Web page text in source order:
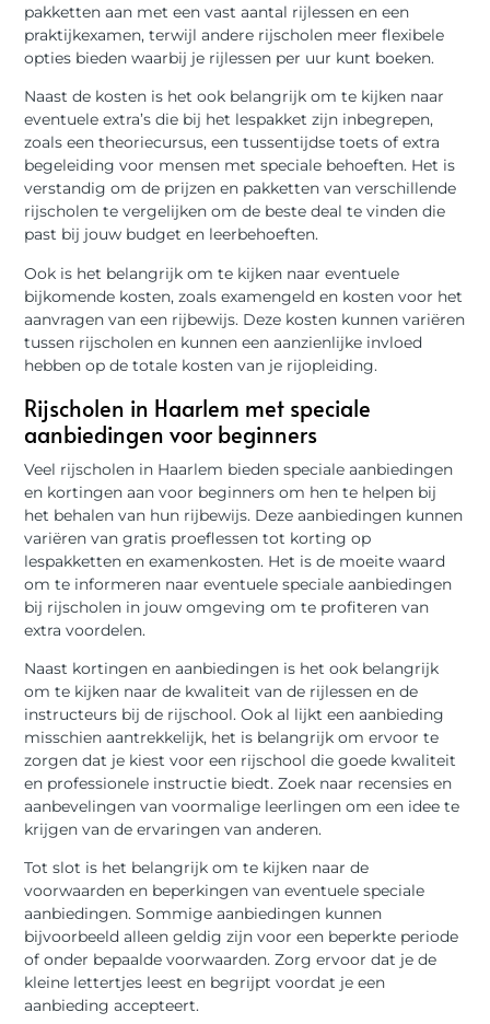
pakketten aan met een vast aantal rijlessen en een
praktijkexamen, terwijl andere rijscholen meer flexibele
opties bieden waarbij je rijlessen per uur kunt boeken.
Naast de kosten is het ook belangrijk om te kijken naar
eventuele extra’s die bij het lespakket zijn inbegrepen,
zoals een theoriecursus, een tussentijdse toets of extra
begeleiding voor mensen met speciale behoeften. Het is
verstandig om de prijzen en pakketten van verschillende
rijscholen te vergelijken om de beste deal te vinden die
past bij jouw budget en leerbehoeften.
Ook is het belangrijk om te kijken naar eventuele
bijkomende kosten, zoals examengeld en kosten voor het
aanvragen van een rijbewijs. Deze kosten kunnen variëren
tussen rijscholen en kunnen een aanzienlijke invloed
hebben op de totale kosten van je rijopleiding.
Rijscholen in Haarlem met speciale
aanbiedingen voor beginners
Veel rijscholen in Haarlem bieden speciale aanbiedingen
en kortingen aan voor beginners om hen te helpen bij
het behalen van hun rijbewijs. Deze aanbiedingen kunnen
variëren van gratis proeflessen tot korting op
lespakketten en examenkosten. Het is de moeite waard
om te informeren naar eventuele speciale aanbiedingen
bij rijscholen in jouw omgeving om te profiteren van
extra voordelen.
Naast kortingen en aanbiedingen is het ook belangrijk
om te kijken naar de kwaliteit van de rijlessen en de
instructeurs bij de rijschool. Ook al lijkt een aanbieding
misschien aantrekkelijk, het is belangrijk om ervoor te
zorgen dat je kiest voor een rijschool die goede kwaliteit
en professionele instructie biedt. Zoek naar recensies en
aanbevelingen van voormalige leerlingen om een idee te
krijgen van de ervaringen van anderen.
Tot slot is het belangrijk om te kijken naar de
voorwaarden en beperkingen van eventuele speciale
aanbiedingen. Sommige aanbiedingen kunnen
bijvoorbeeld alleen geldig zijn voor een beperkte periode
of onder bepaalde voorwaarden. Zorg ervoor dat je de
kleine lettertjes leest en begrijpt voordat je een
aanbieding accepteert.